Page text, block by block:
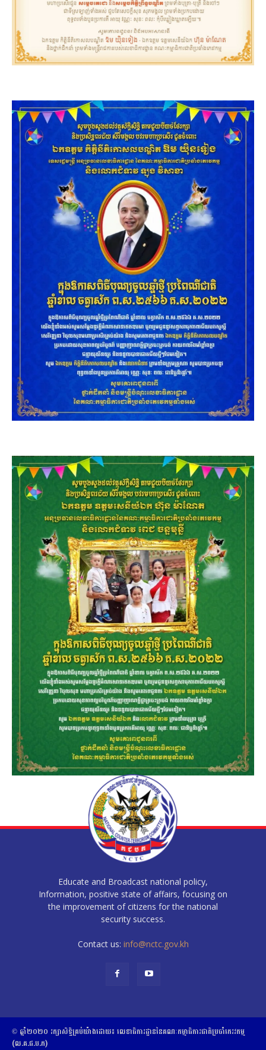
Educate and Broadcast national policy,
Information, positive state of affairs, focusing on
the improvement of citizens for the national
security success.
Contact us: info@nctc.gov.kh
© ឆ្នាំ២០២០​ ​រក្សាសិទ្ធិ​គ្រប់យ៉ាង​ដោយ​៖​ ​លេខាធិការដ្ឋាននៃគណៈកម្មាធិការជាតិប្រចាំភេរវកម្ម
(ល.គ.ជ.ប.ភ)